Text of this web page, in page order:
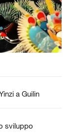
a Guilin
sviluppo